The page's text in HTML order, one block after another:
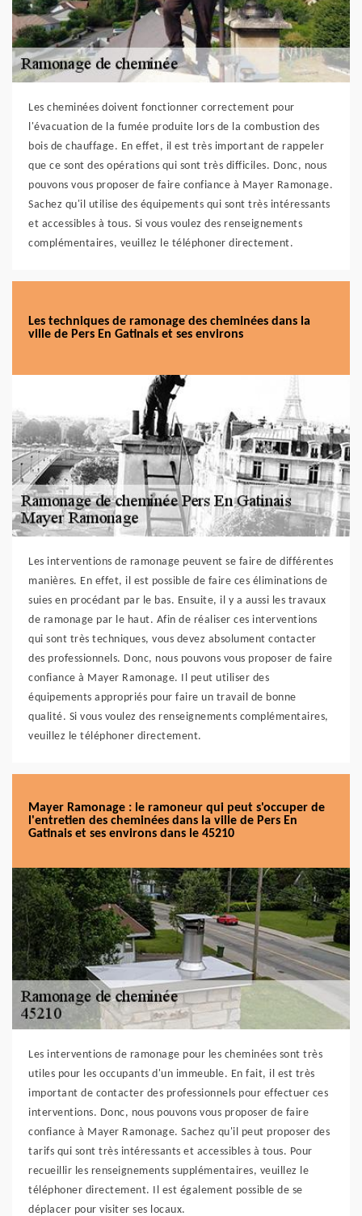
Les cheminées doivent fonctionner correctement pour
l'évacuation de la fumée produite lors de la combustion des
bois de chauffage. En effet, il est très important de rappeler
que ce sont des opérations qui sont très difficiles. Donc, nous
pouvons vous proposer de faire confiance à Mayer Ramonage.
Sachez qu'il utilise des équipements qui sont très intéressants
et accessibles à tous. Si vous voulez des renseignements
complémentaires, veuillez le téléphoner directement.
Les techniques de ramonage des cheminées dans la
ville de Pers En Gatinais et ses environs
Les interventions de ramonage peuvent se faire de différentes
manières. En effet, il est possible de faire ces éliminations de
suies en procédant par le bas. Ensuite, il y a aussi les travaux
de ramonage par le haut. Afin de réaliser ces interventions
qui sont très techniques, vous devez absolument contacter
des professionnels. Donc, nous pouvons vous proposer de faire
confiance à Mayer Ramonage. Il peut utiliser des
équipements appropriés pour faire un travail de bonne
qualité. Si vous voulez des renseignements complémentaires,
veuillez le téléphoner directement.
Mayer Ramonage : le ramoneur qui peut s'occuper de
l'entretien des cheminées dans la ville de Pers En
Gatinais et ses environs dans le 45210
Les interventions de ramonage pour les cheminées sont très
utiles pour les occupants d'un immeuble. En fait, il est très
important de contacter des professionnels pour effectuer ces
interventions. Donc, nous pouvons vous proposer de faire
confiance à Mayer Ramonage. Sachez qu'il peut proposer des
tarifs qui sont très intéressants et accessibles à tous. Pour
recueillir les renseignements supplémentaires, veuillez le
téléphoner directement. Il est également possible de se
déplacer pour visiter ses locaux.